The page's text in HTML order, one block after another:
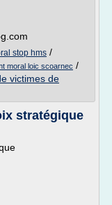
stop hms /
moral loic scoarnec /
victimes de
stratégique